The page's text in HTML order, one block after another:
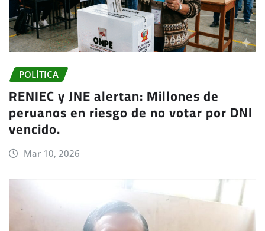
POLÍTICA
RENIEC y JNE alertan: Millones de
peruanos en riesgo de no votar por DNI
vencido.
Mar 10, 2026